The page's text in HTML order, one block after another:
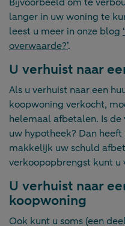
langer in uw woning te
leest u meer in onze blog
overwaarde?’.
U verhuist naar
Als u verhuist naar een
koopwoning verkocht,
helemaal afbetalen. Is
uw hypotheek? Dan
makkelijk uw schuld
verkoopopbrengst kunt u
U verhuist naar
koopwoning
Ook kunt u soms (een